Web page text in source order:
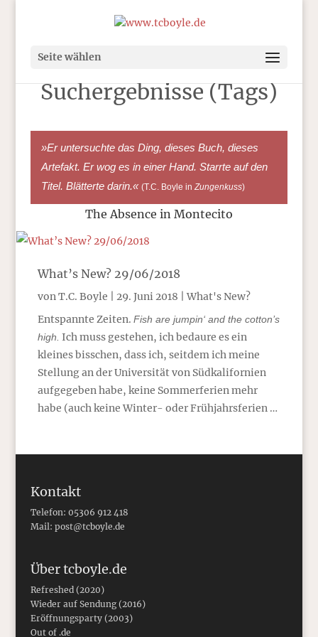
Seite wählen
Suchergebnisse (Tags)
»Er untersuchte das Ding, dieses Buch, dieses
Artefakt. Er wog es in einer Hand. Starrte auf den
Titel. Blätterte darin.« (T.C. Boyle in Zungenkuss)
The Absence in Montecito
What’s New? 29/06/2018
vonT.C. Boyle 29. Juni 2018 |What's New?
Entspannte Zeiten. Fish are jumpin‘ and the cotton’s
high. Ich muss gestehen, ich bedaure es ein
kleines bisschen, dass ich, seitdem ich meine
Stellung an der Universität von Südkalifornien
aufgegeben habe, keine Sommerferien mehr
habe (auch keine Winter- oder Frühjahrsferien …
Kontakt
Telefon: 05306 912 418
Mail: post@tcboyle.de
Über tcboyle.de
Refreshed (2020)
Wieder auf Sendung (2016)
Eröffnungsparty (2003)
Out of .de